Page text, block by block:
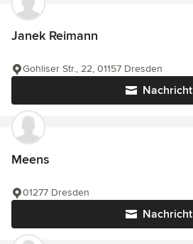
Janek Reimann
Nachricht
Gohliser Str., 22, 01157 Dresden
Meens
Nachricht
01277 Dresden